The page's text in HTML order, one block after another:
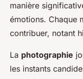
manière
émotions. Chaque
contribuer, notant
La photographie
les instants